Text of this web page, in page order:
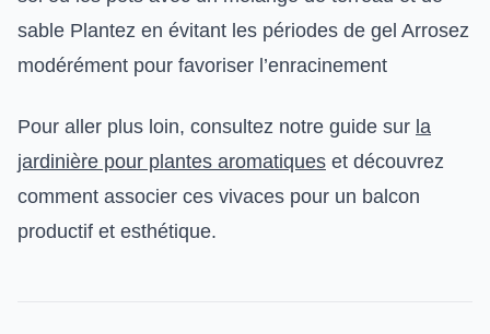
sable Plantez en évitant les périodes de gel Arrosez
modérément pour favoriser l’enracinement
Pour aller plus loin, consultez notre guide sur la
jardinière pour plantes aromatiques et découvrez
comment associer ces vivaces pour un balcon
productif et esthétique.